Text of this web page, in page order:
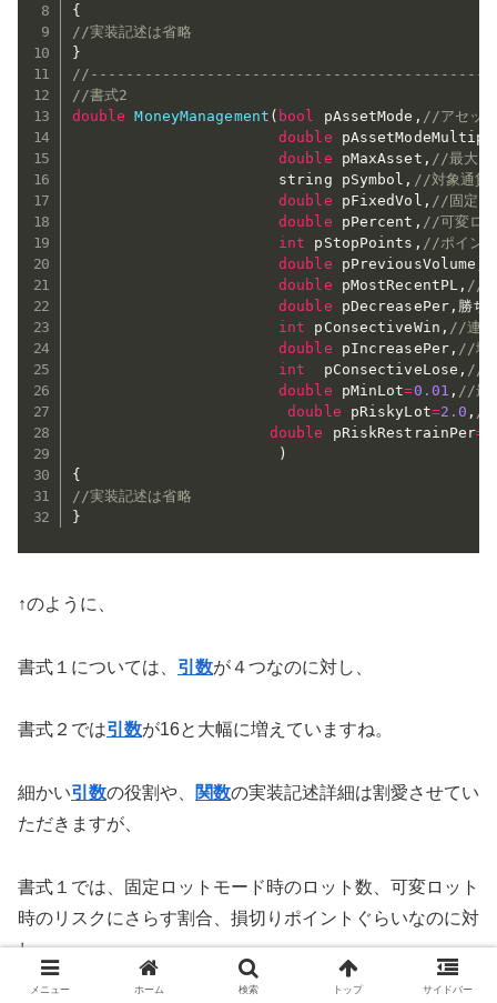
{
//実装記述は省略
}
//書式2
double
MoneyManagement ( bool pAssetMode , //アセット
double
double pMaxAsset , //最大口
                       string pSymbol
, //対象通貨
double pFixedVol , //固定ロ
double pPercent , //可変ロッ
int pStopPoints , //ポイント
double pPreviousVolume
double pMostRecentPL , //直
double pDecreasePer, 勝ち
int pConsectiveWin , //連勝
double pIncreasePer, //増
int
  pConsectiveLose
, //
double pMinLot=0.01 , //最
double pRiskyLot=2.0 , //
double
pRiskRestrainPer=
)
{
//実装記述は省略
}
↑のように、
書式１については、 引数が４つなのに対し、
書式２では引数が16と大幅に増えていますね。
細かい引数の役割や、 関数の実装記述詳細は割愛させてい
ただきますが、
書式１では、固定ロットモード時のロット数、可変ロット
時のリスクにさらす割合、損切りポイントぐらいなのに対
し、
メニュー ホーム 検索 トップ サイドバー